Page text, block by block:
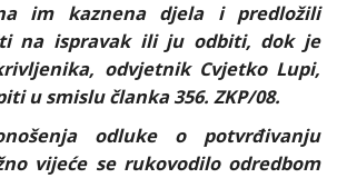
im kaznena djela i predložili
na ispravak ili ju odbiti, dok je
odvjetnik Cvjetko Lupi,
u smislu članka 356. ZKP/08.
odluke o potvrđivanju
vijeće se rukovodilo odredbom